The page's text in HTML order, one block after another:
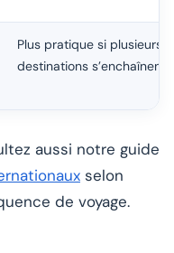
Plus pratique si plusieurs
destinations s’enchaînent
aussi notre guide
selon
de voyage.